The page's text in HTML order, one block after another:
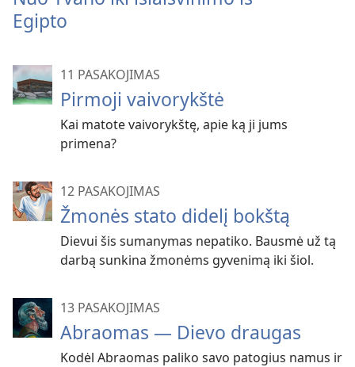
Egipto
11 PASAKOJIMAS
Pirmoji vaivorykštė
Kai matote vaivorykštę, apie ką ji jums
primena?
12 PASAKOJIMAS
Žmonės stato didelį bokštą
Dievui šis sumanymas nepatiko. Bausmė už tą
darbą sunkina žmonėms gyvenimą iki šiol.
13 PASAKOJIMAS
Abraomas — Dievo draugas
Kodėl Abraomas paliko savo patogius namus ir